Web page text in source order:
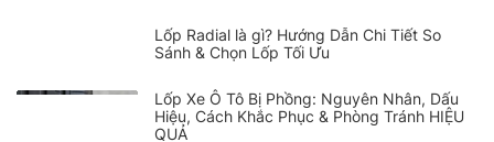
Lốp Radial là gì? Hướng Dẫn Chi Tiết So
Sánh & Chọn Lốp Tối Ưu
Lốp Xe Ô Tô Bị Phồng: Nguyên Nhân, Dấu
Hiệu, Cách Khắc Phục & Phòng Tránh HIỆU
QUẢ